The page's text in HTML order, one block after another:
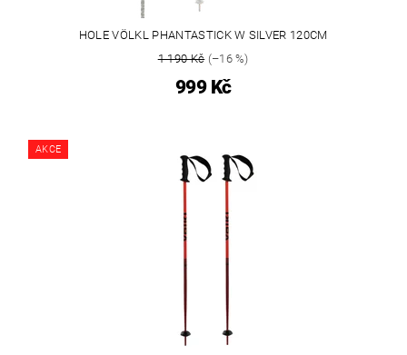
HOLE VÖLKL PHANTASTICK W SILVER 120CM
1 190 Kč(–16 %)
999 Kč
AKCE